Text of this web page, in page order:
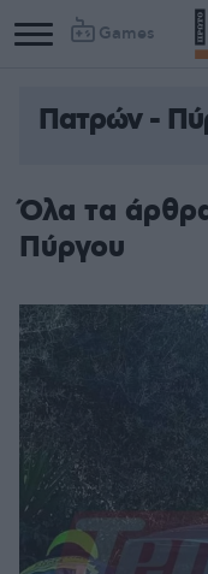
Games
Πατρών -
Όλα τα
Πύργου